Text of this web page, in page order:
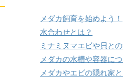
メダカ飼育を始めよう！
水合わせとは？
ミナミヌマエビや貝と
メダカの水槽や容器に
メダカやエビの隠れ家